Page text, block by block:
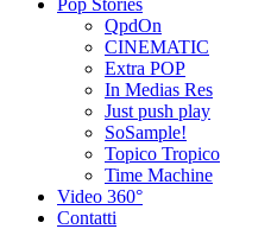
Pop Stories
QpdOn
CINEMATIC
Extra POP
In Medias Res
Just push play
SoSample!
Topico Tropico
Time Machine
Video 360°
Contatti